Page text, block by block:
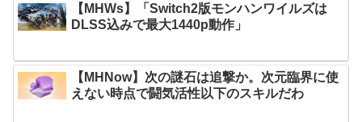
【MHWs】「Switch2版モンハンワイルズは
DLSS込みで最大1440p動作」
【MHNow】次の謎石は追撃か。次元臨界に使
えない時点で闘気活性以下のスキルだわ